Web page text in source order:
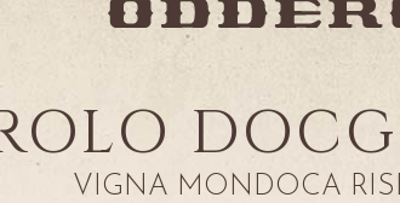
VIGNA MONDOCA